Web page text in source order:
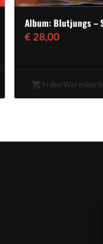
Album: Blutjungs –
€ 28,00
In den Warenkorb